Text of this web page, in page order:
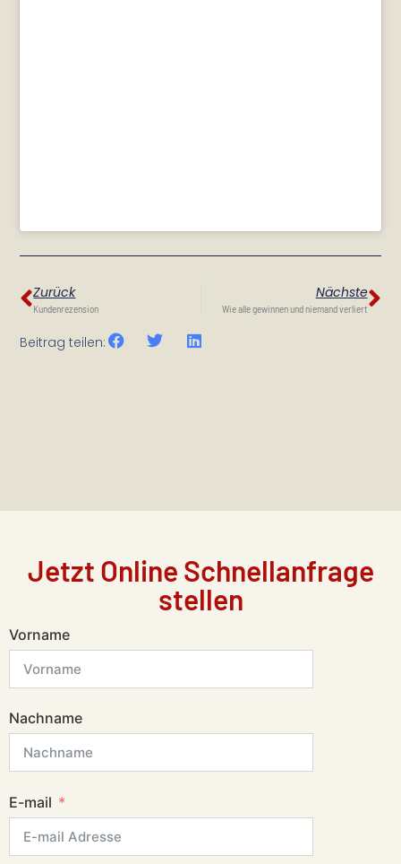
Zurück
Kundenrezension
Nächste
Wie alle gewinnen und niemand verliert
Beitrag teilen:
Jetzt Online Schnellanfrage
stellen
Vorname
Nachname
E-mail